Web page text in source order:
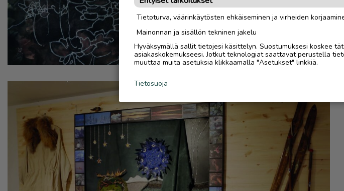
Tietoturva, väärinkäytösten ehkäiseminen ja virheiden
Mainonnan ja sisällön tekninen jakelu
Hyväksymällä sallit tietojesi käsittelyn. Suostumuksesi koskee
asiakaskokemukseesi. Jotkut teknologiat saattavat perustella
muuttaa muita asetuksia klikkaamalla "Asetukset" linkkiä.
Tietosuoja